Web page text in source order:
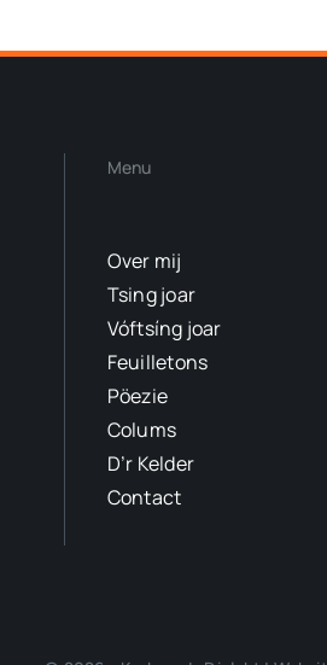
Menu
Over mij
Tsing joar
Vóftsíng joar
Feuilletons
Pöezie
Colums
D’r Kelder
Contact